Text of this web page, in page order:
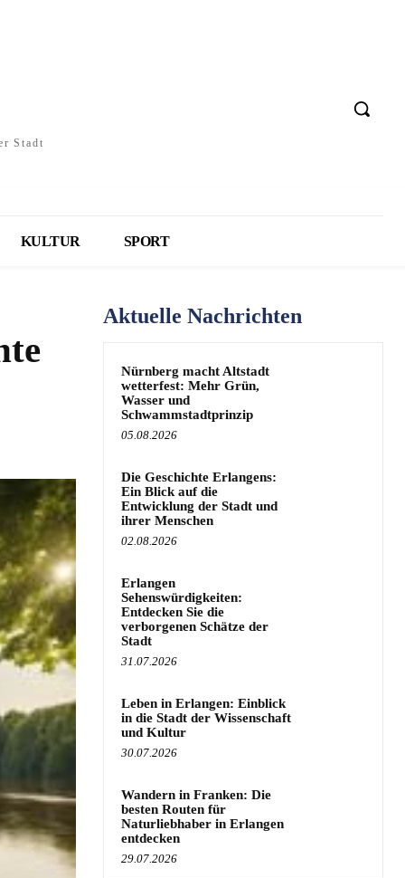
Stadt
KULTUR SPORT
Aktuelle Nachrichten
Nürnberg macht Altstadt
wetterfest: Mehr Grün,
Wasser und
Schwammstadtprinzip
05.08.2026
Die Geschichte Erlangens:
Ein Blick auf die
Entwicklung der Stadt und
ihrer Menschen
02.08.2026
Erlangen
Sehenswürdigkeiten:
Entdecken Sie die
verborgenen Schätze der
Stadt
31.07.2026
Leben in Erlangen: Einblick
in die Stadt der Wissenschaft
und Kultur
30.07.2026
Wandern in Franken: Die
besten Routen für
Naturliebhaber in Erlangen
entdecken
29.07.2026